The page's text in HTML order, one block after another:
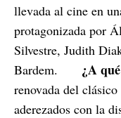
llevada al cine en
protagonizada por
Silvestre, Judith
Bardem.
¿A
renovada del clásico
aderezados con la